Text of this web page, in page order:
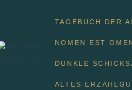
TAGEBUCH DER
NOMEN EST
DUNKLE
ALTES